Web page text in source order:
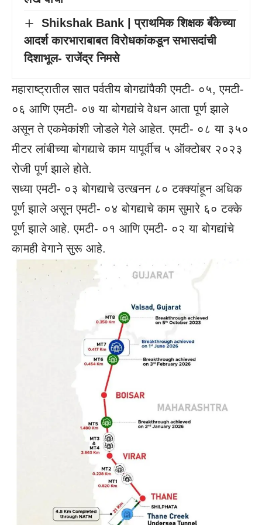
Shikshak Bank | प्राथमिक शिक्षक बँकेच्या
आदर्श कारभाराबाबत विरोधकांकडून सभासदांची
दिशाभूल- राजेंद्र निमसे
महाराष्ट्रातील सात पर्वतीय बोगद्यांपैकी एमटी- ०५, एमटी-
०६ आणि एमटी- ०७ या बोगद्यांचे वेधन आता पूर्ण झाले
असून ते एकमेकांशी जोडले गेले आहेत. एमटी- ०८ या ३५०
मीटर लांबीच्या बोगद्याचे काम यापूर्वीच ५ ऑक्टोबर २०२३
रोजी पूर्ण झाले होते.
सध्या एमटी- ०३ बोगद्याचे उत्खनन ८० टक्क्यांहून अधिक
पूर्ण झाले असून एमटी- ०४ बोगद्याचे काम सुमारे ६० टक्के
पूर्ण झाले आहे. एमटी- ०१ आणि एमटी- ०२ या बोगद्यांचे
कामही वेगाने सुरू आहे.